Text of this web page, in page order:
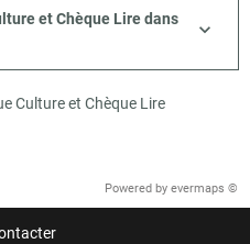
et Chèque Lire dans
Culture et Chèque Lire
Powered by evermaps ©